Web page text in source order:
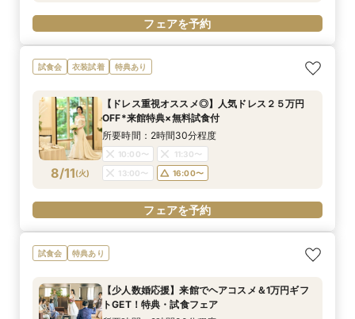
フェアを予約
試食会 衣装試着 特典あり
8/11(火)
【ドレス重視オススメ◎】人気ドレス２５万円
OFF*来館特典×無料試食付
所要時間：2時間30分程度
10:00〜
11:30〜
13:00〜
16:00〜
フェアを予約
試食会 特典あり
【少人数婚応援】来館でヘアコスメ＆1万円ギフ
トGET！特典・試食フェア